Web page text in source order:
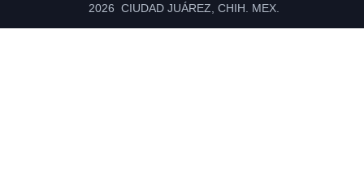
2026 CIUDAD JUÁREZ, CHIH. MEX.